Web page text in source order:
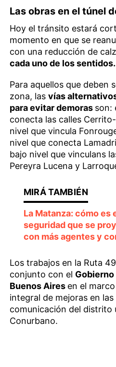
Las obras en el túnel
Hoy el tránsito estará
momento en que se
con una reducción de
cada uno de los sentidos.
Para aquellos que deben
zona, las vías
para evitar demoras son:
conecta las calles
nivel que vincula
nivel que conecta
bajo nivel que vinculans
Pereyra Lucena y
La Matanza: cómo es
seguridad que se
con más agentes y
Los trabajos en la Ruta
conjunto con el
Buenos Aires en el
integral de mejoras en
comunicación del distrito
Conurbano.